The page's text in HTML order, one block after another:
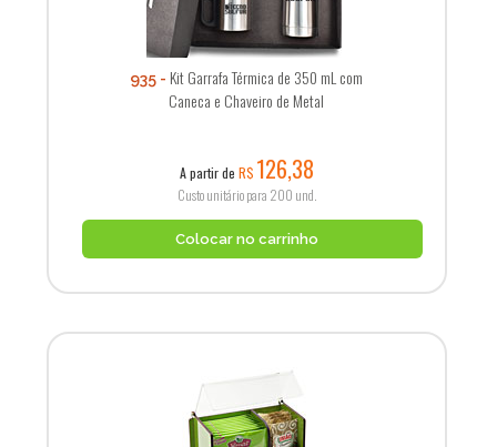
935
Kit Garrafa Térmica de 350 mL com
Caneca e Chaveiro de Metal
A partir de R$ 126,38
Custo unitário para 200 und.
Colocar no carrinho